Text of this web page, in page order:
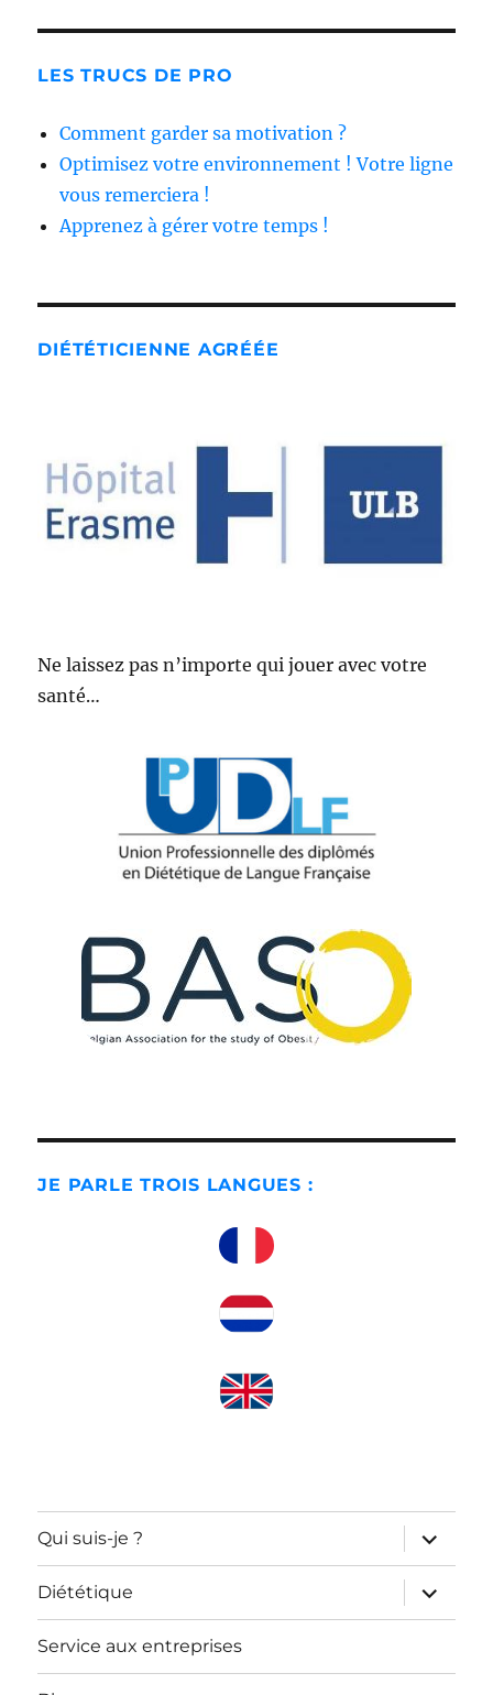
LES TRUCS DE PRO
Comment garder sa motivation ?
Optimisez votre environnement ! Votre ligne
vous remerciera !
Apprenez à gérer votre temps !
DIÉTÉTICIENNE AGRÉÉE
Ne laissez pas n’importe qui jouer avec votre
santé…
JE PARLE TROIS LANGUES :
Qui suis-je ?
ouvrir
le
sous-
menu
Diététique
ouvrir
le
sous-
Service aux entreprises